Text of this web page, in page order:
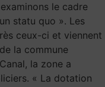
le cadre
statu quo ». Les
ceux-ci et viennent
la commune
la zone a
« La dotation